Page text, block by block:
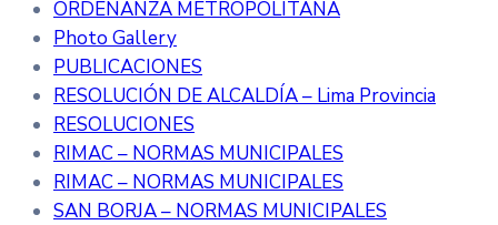
ORDENANZA METROPOLITANA
Photo Gallery
PUBLICACIONES
RESOLUCIÓN DE ALCALDÍA – Lima Provincia
RESOLUCIONES
RIMAC – NORMAS MUNICIPALES
RIMAC – NORMAS MUNICIPALES
SAN BORJA – NORMAS MUNICIPALES